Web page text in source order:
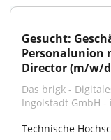
Gesucht:
Personalunion
Director (m/w/
Das brigk -
Ingolstadt GmbH
Technische